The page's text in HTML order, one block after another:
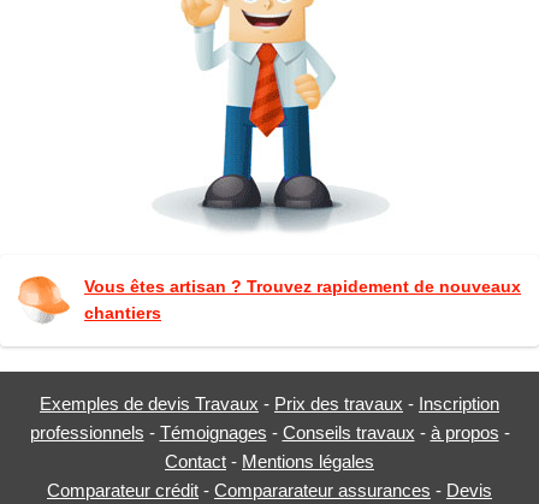
Vous êtes artisan ? Trouvez rapidement de nouveaux
chantiers
Exemples de devis Travaux - Prix des travaux - Inscription
professionnels - Témoignages - Conseils travaux - à propos -
Contact - Mentions légales
Comparateur crédit - Compararateur assurances - Devis